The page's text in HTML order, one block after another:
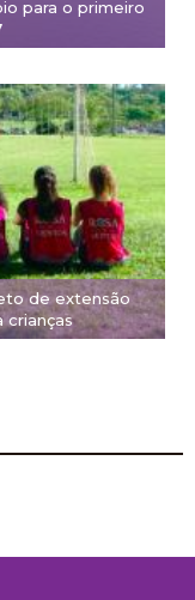
para o primeiro
de extensão
crianças